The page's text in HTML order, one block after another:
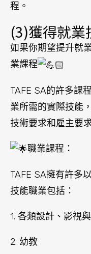
程。
(3)獲得就業
如果你期望提升就
業課程
TAFE SA的許多課
業所需的實際技能
技術要求和雇主要
職業課程：
TAFE SA擁有許多
技能職業包括：
1. 各類設計、影視
2. 幼教